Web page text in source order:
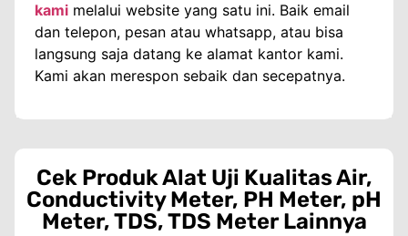
kami melalui website yang satu ini. Baik email
dan telepon, pesan atau whatsapp, atau bisa
langsung saja datang ke alamat kantor kami.
Kami akan merespon sebaik dan secepatnya.
Cek ProdukAlat Uji Kualitas Air,
Conductivity Meter, PH Meter, pH
Meter,TDS,TDS MeterLainnya